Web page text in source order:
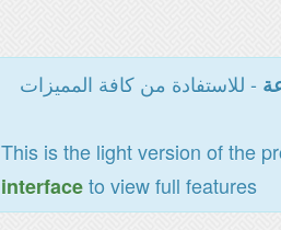
- للاستفادة من كافة المميزات
This is the light version of the
interfaceto view full features